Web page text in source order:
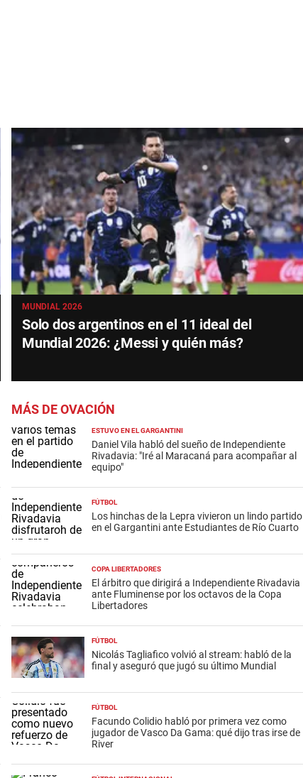
MUNDIAL 2026
Solo dos argentinos en el 11 ideal del
Mundial 2026: ¿Messi y quién más?
MÁS DE OVACIÓN
ESTUVO EN EL GARGANTINI
Daniel Vila habló del sueño de Independiente
Rivadavia: "Iré al Maracaná para acompañar al
equipo"
FÚTBOL
Los hinchas de la Lepra vivieron un lindo partido
en el Gargantini ante Estudiantes de Río Cuarto
COPA LIBERTADORES
El árbitro que dirigirá a Independiente Rivadavia
ante Fluminense por los octavos de la Copa
Libertadores
FÚTBOL
Nicolás Tagliafico volvió al stream: habló de la
final y aseguró que jugó su último Mundial
FÚTBOL
Facundo Colidio habló por primera vez como
jugador de Vasco Da Gama: qué dijo tras irse de
River